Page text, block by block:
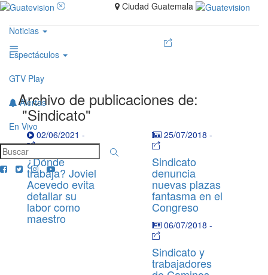
Noticias
Espectáculos
GTV Play
Alertas
En Vivo
Ciudad Guatemala
Archivo de publicaciones de:
"Sindicato"
02/06/2021 -
¿Dónde
trabaja? Joviel
Acevedo evita
detallar su
labor como
maestro
25/07/2018 -
Sindicato
denuncia
nuevas plazas
fantasma en el
Congreso
06/07/2018 -
Sindicato y
trabajadores